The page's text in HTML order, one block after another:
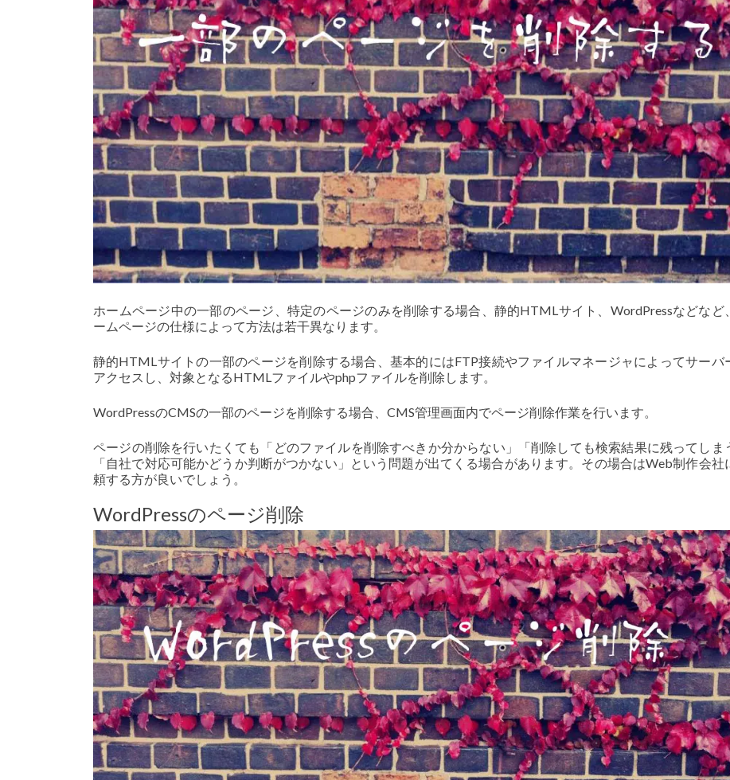
ホームページ中の一部のページ、特定のページのみを削除する場合、静的HTMLサイト、WordPressなどなど
ームページの仕様によって方法は若干異なります。
静的HTMLサイトの一部のページを削除する場合、基本的にはFTP接続やファイルマネージャによってサーバ
アクセスし、対象となるHTMLファイルやphpファイルを削除します。
WordPressのCMSの一部のページを削除する場合、CMS管理画面内でページ削除作業を行います。
ページの削除を行いたくても「どのファイルを削除すべきか分からない」「削除しても検索結果に残ってしま
「自社で対応可能かどうか判断がつかない」という問題が出てくる場合があります。その場合はWeb制作会社
頼する方が良いでしょう。
WordPressのページ削除